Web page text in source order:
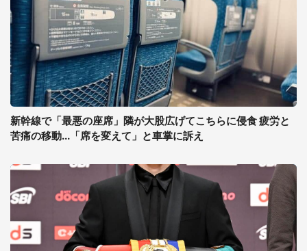
新幹線で「最悪の座席」隣が大股広げてこちらに侵食 疲労と
苦痛の移動...「席を変えて」と車掌に訴え